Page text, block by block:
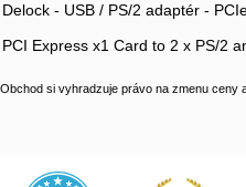
Delock - USB / PS/2 adaptér -
PCI Express x1 Card to 2 x PS/2
Obchod si vyhradzuje právo na zmenu ceny